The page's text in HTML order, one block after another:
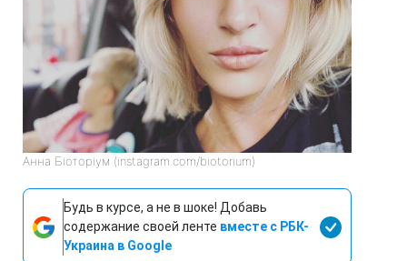
Анна Біоторіум (instagram.com/biotorium)
Будь в курсе, а не в шоке! Добавь
содержание своей ленте вместе с РБК-
Украина в Google